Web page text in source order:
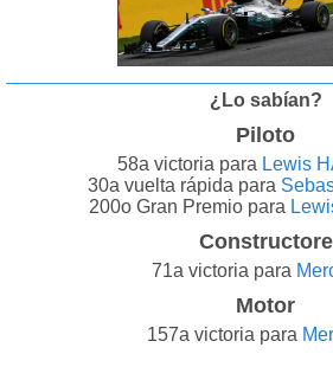
¿Lo sabían?
Piloto
58a victoria para Lewis
30a vuelta rápida para
200o Gran Premio para
Constructore
71a victoria para
Motor
157a victoria para